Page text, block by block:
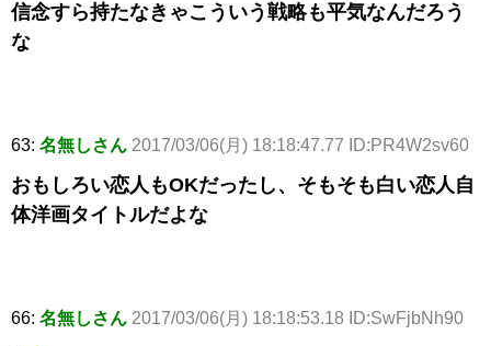
信念すら持たなきゃこういう戦略も平気なんだろう
な
63: 名無しさん 2017/03/06(月) 18:18:47.77 ID:PR4W2sv60
おもしろい恋人もOKだったし、そもそも白い恋人自
体洋画タイトルだよな
66: 名無しさん 2017/03/06(月) 18:18:53.18 ID:SwFjbNh90